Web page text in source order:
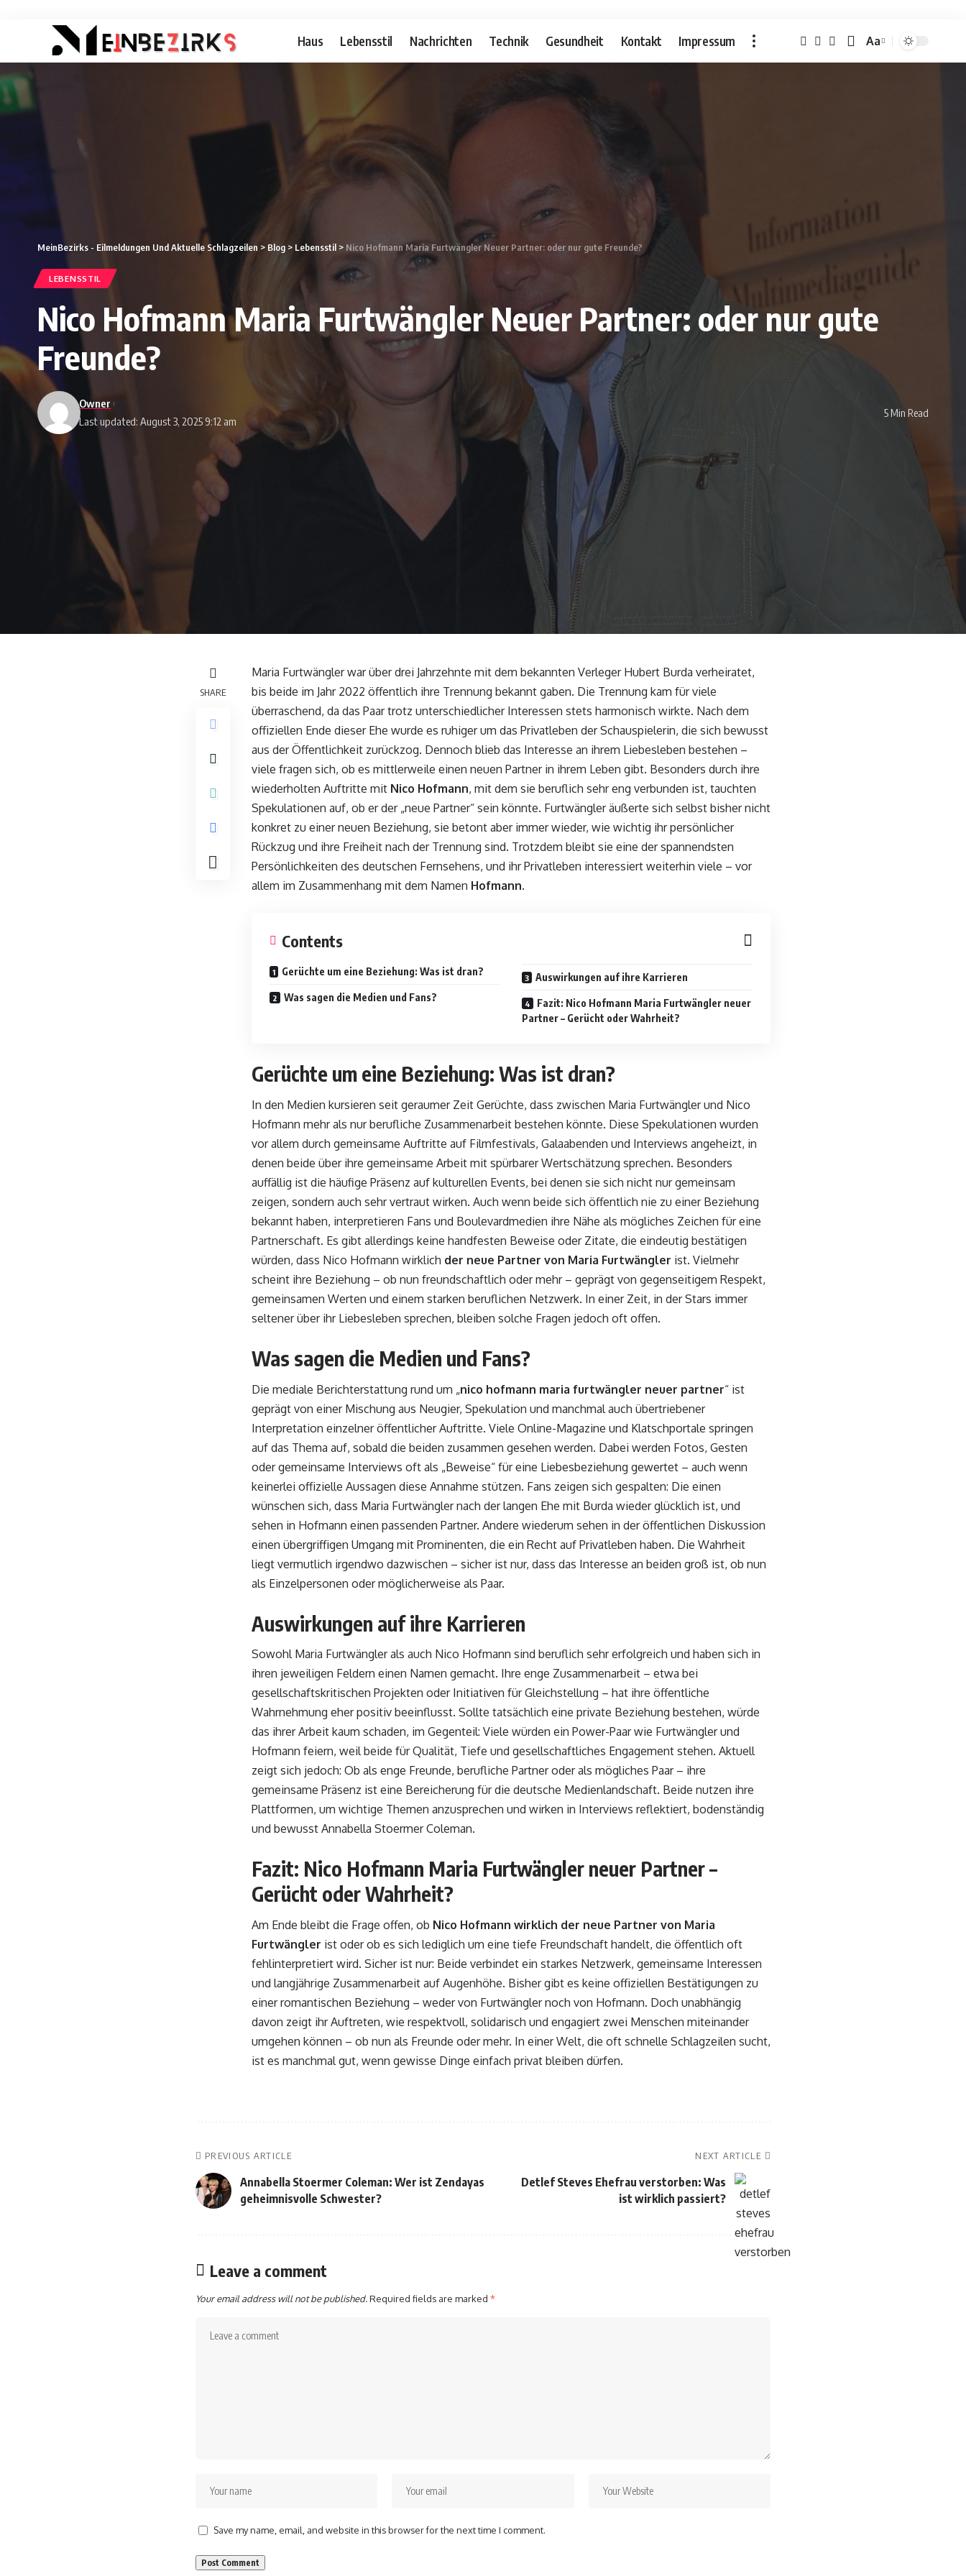
Haus Lebensstil Nachrichten Technik Gesundheit Kontakt Impressum
Font
Aa
MeinBezirks - Eilmeldungen Und Aktuelle Schlagzeilen > Blog > Lebensstil > Nico Hofmann Maria Furtwängler Neuer Partner: oder nur gute Freunde?
LEBENSSTIL
Nico Hofmann Maria Furtwängler Neuer Partner: oder nur gute
Freunde?
Last updated: August 3, 2025 9:12 am
Owner
5 Min Read
SHARE
Maria Furtwängler war über drei Jahrzehnte mit dem bekannten Verleger Hubert Burda verheiratet,
bis beide im Jahr 2022 öffentlich ihre Trennung bekannt gaben. Die Trennung kam für viele
überraschend, da das Paar trotz unterschiedlicher Interessen stets harmonisch wirkte. Nach dem
offiziellen Ende dieser Ehe wurde es ruhiger um das Privatleben der Schauspielerin, die sich bewusst
aus der Öffentlichkeit zurückzog. Dennoch blieb das Interesse an ihrem Liebesleben bestehen –
viele fragen sich, ob es mittlerweile einen neuen Partner in ihrem Leben gibt. Besonders durch ihre
wiederholten Auftritte mit Nico Hofmann, mit dem sie beruflich sehr eng verbunden ist, tauchten
Spekulationen auf, ob er der „neue Partner“ sein könnte. Furtwängler äußerte sich selbst bisher nicht
konkret zu einer neuen Beziehung, sie betont aber immer wieder, wie wichtig ihr persönlicher
Rückzug und ihre Freiheit nach der Trennung sind. Trotzdem bleibt sie eine der spannendsten
Persönlichkeiten des deutschen Fernsehens, und ihr Privatleben interessiert weiterhin viele – vor
allem im Zusammenhang mit dem Namen Hofmann.
Contents
Gerüchte um eine Beziehung: Was ist dran?
Was sagen die Medien und Fans?
Auswirkungen auf ihre Karrieren
Fazit: Nico Hofmann Maria Furtwängler neuer
Partner – Gerücht oder Wahrheit?
Gerüchte um eine Beziehung: Was ist dran?
In den Medien kursieren seit geraumer Zeit Gerüchte, dass zwischen Maria Furtwängler und Nico
Hofmann mehr als nur berufliche Zusammenarbeit bestehen könnte. Diese Spekulationen wurden
vor allem durch gemeinsame Auftritte auf Filmfestivals, Galaabenden und Interviews angeheizt, in
denen beide über ihre gemeinsame Arbeit mit spürbarer Wertschätzung sprechen. Besonders
auffällig ist die häufige Präsenz auf kulturellen Events, bei denen sie sich nicht nur gemeinsam
zeigen, sondern auch sehr vertraut wirken. Auch wenn beide sich öffentlich nie zu einer Beziehung
bekannt haben, interpretieren Fans und Boulevardmedien ihre Nähe als mögliches Zeichen für eine
Partnerschaft. Es gibt allerdings keine handfesten Beweise oder Zitate, die eindeutig bestätigen
würden, dass Nico Hofmann wirklich der neue Partner von Maria Furtwängler ist. Vielmehr
scheint ihre Beziehung – ob nun freundschaftlich oder mehr – geprägt von gegenseitigem Respekt,
gemeinsamen Werten und einem starken beruflichen Netzwerk. In einer Zeit, in der Stars immer
seltener über ihr Liebesleben sprechen, bleiben solche Fragen jedoch oft offen.
Was sagen die Medien und Fans?
Die mediale Berichterstattung rund um „nico hofmann maria furtwängler neuer partner“ ist
geprägt von einer Mischung aus Neugier, Spekulation und manchmal auch übertriebener
Interpretation einzelner öffentlicher Auftritte. Viele Online-Magazine und Klatschportale springen
auf das Thema auf, sobald die beiden zusammen gesehen werden. Dabei werden Fotos, Gesten
oder gemeinsame Interviews oft als „Beweise“ für eine Liebesbeziehung gewertet – auch wenn
keinerlei offizielle Aussagen diese Annahme stützen. Fans zeigen sich gespalten: Die einen
wünschen sich, dass Maria Furtwängler nach der langen Ehe mit Burda wieder glücklich ist, und
sehen in Hofmann einen passenden Partner. Andere wiederum sehen in der öffentlichen Diskussion
einen übergriffigen Umgang mit Prominenten, die ein Recht auf Privatleben haben. Die Wahrheit
liegt vermutlich irgendwo dazwischen – sicher ist nur, dass das Interesse an beiden groß ist, ob nun
als Einzelpersonen oder möglicherweise als Paar.
Auswirkungen auf ihre Karrieren
Sowohl Maria Furtwängler als auch Nico Hofmann sind beruflich sehr erfolgreich und haben sich in
ihren jeweiligen Feldern einen Namen gemacht. Ihre enge Zusammenarbeit – etwa bei
gesellschaftskritischen Projekten oder Initiativen für Gleichstellung – hat ihre öffentliche
Wahrnehmung eher positiv beeinflusst. Sollte tatsächlich eine private Beziehung bestehen, würde
das ihrer Arbeit kaum schaden, im Gegenteil: Viele würden ein Power-Paar wie Furtwängler und
Hofmann feiern, weil beide für Qualität, Tiefe und gesellschaftliches Engagement stehen. Aktuell
zeigt sich jedoch: Ob als enge Freunde, berufliche Partner oder als mögliches Paar – ihre
gemeinsame Präsenz ist eine Bereicherung für die deutsche Medienlandschaft. Beide nutzen ihre
Plattformen, um wichtige Themen anzusprechen und wirken in Interviews reflektiert, bodenständig
und bewusst Annabella Stoermer Coleman.
Fazit: Nico Hofmann Maria Furtwängler neuer Partner –
Gerücht oder Wahrheit?
Am Ende bleibt die Frage offen, ob Nico Hofmann wirklich der neue Partner von Maria
Furtwängler ist oder ob es sich lediglich um eine tiefe Freundschaft handelt, die öffentlich oft
fehlinterpretiert wird. Sicher ist nur: Beide verbindet ein starkes Netzwerk, gemeinsame Interessen
und langjährige Zusammenarbeit auf Augenhöhe. Bisher gibt es keine offiziellen Bestätigungen zu
einer romantischen Beziehung – weder von Furtwängler noch von Hofmann. Doch unabhängig
davon zeigt ihr Auftreten, wie respektvoll, solidarisch und engagiert zwei Menschen miteinander
umgehen können – ob nun als Freunde oder mehr. In einer Welt, die oft schnelle Schlagzeilen sucht,
ist es manchmal gut, wenn gewisse Dinge einfach privat bleiben dürfen.
PREVIOUS ARTICLE
Annabella Stoermer Coleman: Wer ist Zendayas
geheimnisvolle Schwester?
NEXT ARTICLE
Detlef Steves Ehefrau verstorben: Was
ist wirklich passiert?
Leave a comment
Your email address will not be published.Required fields are marked *
Save my name, email, and website in this browser for the next time I comment.